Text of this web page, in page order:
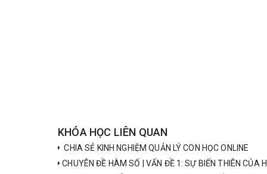
KHÓA HỌC LIÊN QUAN
CHIA SẺ KINH NGHIỆM QUẢN LÝ CON HỌC ONLINE
CHUYÊN ĐỀ HÀM SỐ | VẤN ĐỀ 1: SỰ BIẾN THIÊN CỦA